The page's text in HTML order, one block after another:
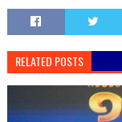
RELATED POSTS